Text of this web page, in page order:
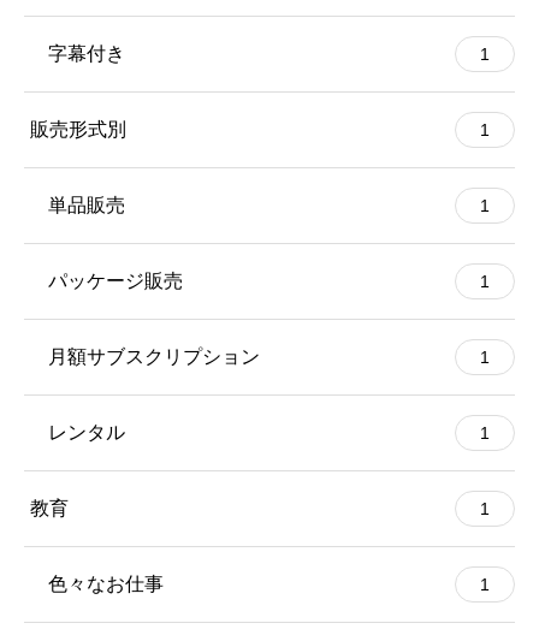
字幕付き 1
販売形式別 1
単品販売 1
パッケージ販売 1
月額サブスクリプション 1
レンタル 1
教育 1
色々なお仕事 1